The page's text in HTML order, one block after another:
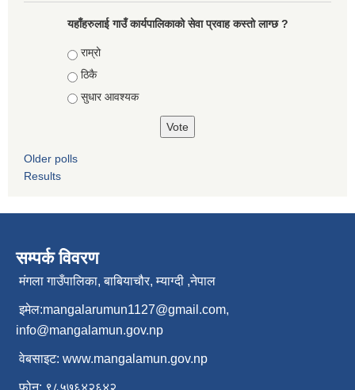
यहाँहरुलाई गाउँ कार्यपालिकाको सेवा प्रवाह कस्तो लाग्छ ?
Choices
राम्रो
ठिकै
सुधार आवश्यक
Older polls
Results
सम्पर्क विवरण
मंगला गाउँपालिका, बाबियाचौर, म्याग्दी ,नेपाल
इमेल:mangalarumun1127@gmail.com,
info@mangalamun.gov.np
वेबसाइट: www.mangalamun.gov.np